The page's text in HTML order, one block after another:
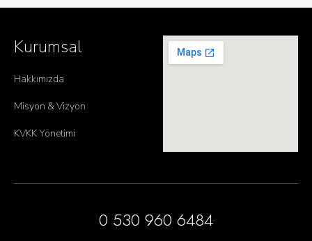
Kurumsal
Hakkımızda
Misyon & Vizyon
KVKK Yönetimi
0 530 960 6484